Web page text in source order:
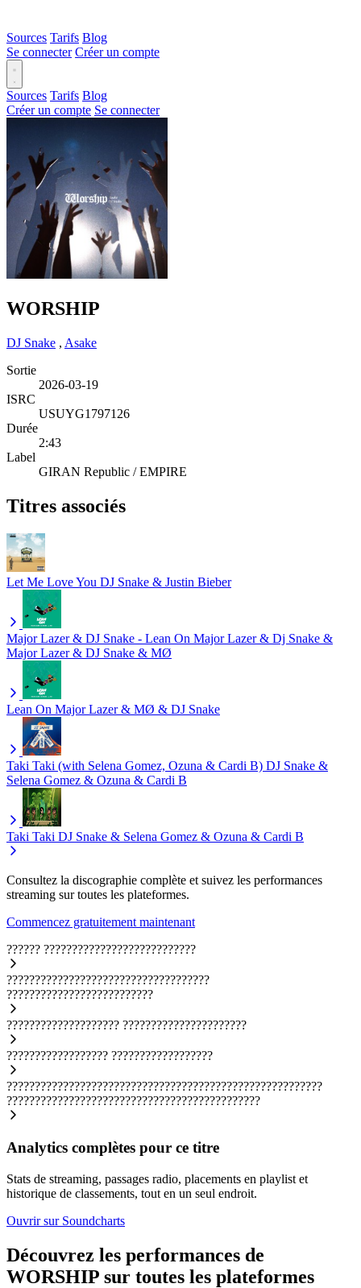
Sources Tarifs Blog
Se connecter Créer un compte
Sources Tarifs Blog
Créer un compte Se connecter
WORSHIP
DJ Snake , Asake
Sortie
2026-03-19
ISRC
USUYG1797126
Durée
2:43
Label
GIRAN Republic / EMPIRE
Titres associés
Let Me Love You DJ Snake & Justin Bieber
Major Lazer & DJ Snake - Lean On Major Lazer & Dj Snake &
Major Lazer & DJ Snake & MØ
Lean On Major Lazer & MØ & DJ Snake
Taki Taki (with Selena Gomez, Ozuna & Cardi B) DJ Snake &
Selena Gomez & Ozuna & Cardi B
Taki Taki DJ Snake & Selena Gomez & Ozuna & Cardi B
Consultez la discographie complète et suivez les performances
streaming sur toutes les plateformes.
Commencez gratuitement maintenant
?????? ???????????????????????????
????????????????????????????????????
??????????????????????????
???????????????????? ??????????????????????
?????????????????? ??????????????????
????????????????????????????????????????????????????????
?????????????????????????????????????????????
Analytics complètes pour ce titre
Stats de streaming, passages radio, placements en playlist et
historique de classements, tout en un seul endroit.
Ouvrir sur Soundcharts
Découvrez les performances de
WORSHIP sur toutes les plateformes